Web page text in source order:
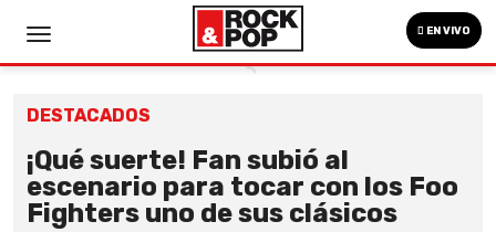
EN VIVO
DESTACADOS
¡Qué suerte! Fan subió al
escenario para tocar con los Foo
Fighters uno de sus clásicos